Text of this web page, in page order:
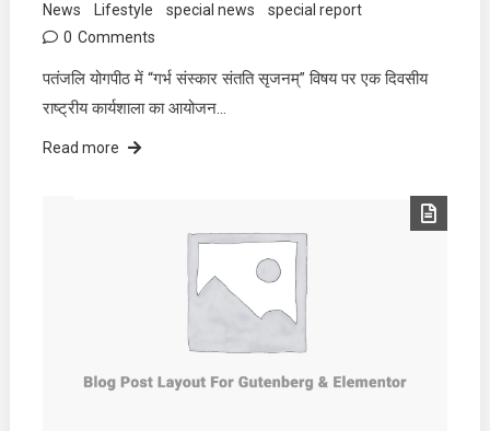
News
Lifestyle special news
special report
0 Comments
पतंजलि योगपीठ में “गर्भ संस्कार संतति सृजनम्” विषय पर एक दिवसीय
राष्ट्रीय कार्यशाला का आयोजन…
Read more